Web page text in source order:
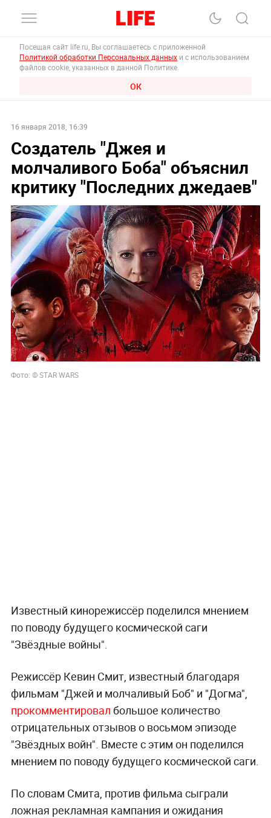
Посещая сайт life.ru, Вы соглашаетесь с приложенной
Политикой обработки Персональных данных и с использованием
файлов cookie, указанных в данной Политике.
ОК
16 января 2018, 16:39
Создатель "Джея и
молчаливого Боба" объяснил
критику "Последних джедаев"
Фото: © STAR WARS
Известный кинорежиссёр поделился мнением
по поводу будущего космической саги
"Звёздные войны".
Режиссёр Кевин Смит, известный благодаря
фильмам "Джей и молчаливый Боб" и "Догма",
прокомментировал большое количество
отрицательных отзывов о восьмом эпизоде
"Звёздных войн". Вместе с этим он поделился
мнением по поводу будущего космической саги.
По словам Смита, против фильма сыграли
ложная рекламная кампания и ожидания